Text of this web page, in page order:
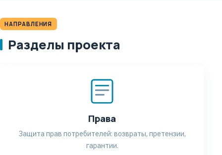
НАПРАВЛЕНИЯ
Разделы проекта
Права
Защита прав потребителей: возвраты, претензии,
гарантии.